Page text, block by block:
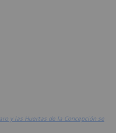
y las Huertas de la Concepción se